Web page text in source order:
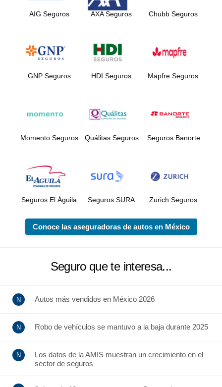
AIG Seguros AXA Seguros Chubb Seguros
GNP Seguros HDI Seguros Mapfre Seguros
Momento Seguros Quálitas Seguros Seguros Banorte
Seguros El Águila Seguros SURA Zurich Seguros
Conoce las aseguradoras de autos en México
Seguro que te interesa...
Autos más vendidos en México 2026
Robo de vehículos se mantuvo a la baja durante 2025
Los datos de la AMIS muestran un crecimiento en el
sector de seguros